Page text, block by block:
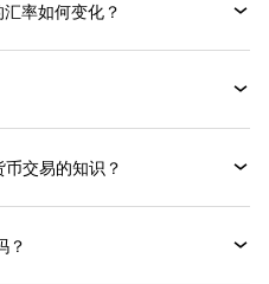
率如何变化？
交易的知识？
？